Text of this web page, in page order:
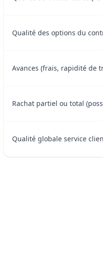
Qualité des options du
Avances (frais, rapidité de
Rachat partiel ou total
Qualité globale service